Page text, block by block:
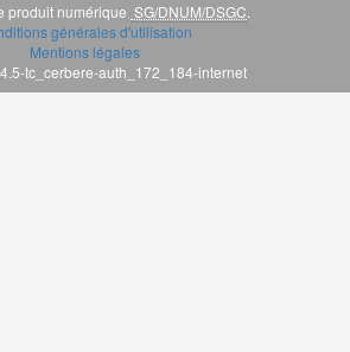
produit numérique SG/DNUM/DSGC.
générales d'utilisation
Mentions légales
tc_cerbere-auth_172_184-internet